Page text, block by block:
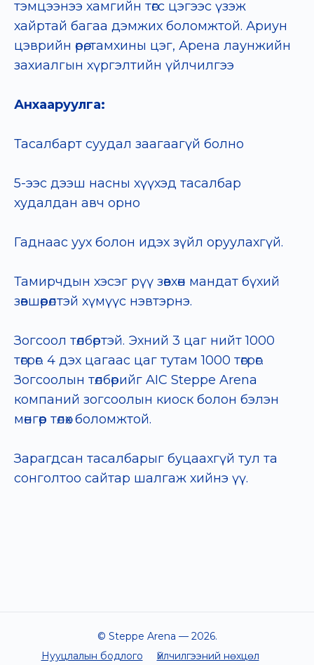
тэмцээнээ хамгийн төгс цэгээс үзэж
хайртай багаа дэмжих боломжтой. Ариун
цэврийн өрөө, тамхины цэг, Арена лаунжийн
захиалгын хүргэлтийн үйлчилгээ
Анхааруулга:
Тасалбарт суудал заагаагүй болно
5-ээс дээш насны хүүхэд тасалбар
худалдан авч орно
Гаднаас уух болон идэх зүйл оруулахгүй.
Тамирчдын хэсэг рүү зөвхөн мандат бүхий
зөвшөөрөлтэй хүмүүс нэвтэрнэ.
Зогсоол төлбөртэй. Эхний 3 цаг нийт 1000
төгрөг. 4 дэх цагаас цаг тутам 1000 төгрөг.
Зогсоолын төлбөрийг AIC Steppe Arena
компаний зогсоолын киоск болон бэлэн
мөнгөөр төлөх боломжтой.
Зарагдсан тасалбарыг буцаахгүй тул та
сонголтоо сайтар шалгаж хийнэ үү.
© Steppe Arena — 2026.
Нууцлалын бодлого
Үйлчилгээний нөхцөл